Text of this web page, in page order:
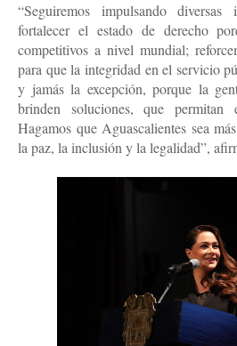
“Seguiremos impulsando
fortalecer el estado de derecho
competitivos a nivel mundial;
para que la integridad en el servicio
y jamás la excepción, porque la
brinden soluciones, que
Hagamos que Aguascalientes sea
la paz, la inclusión y la legalidad”,